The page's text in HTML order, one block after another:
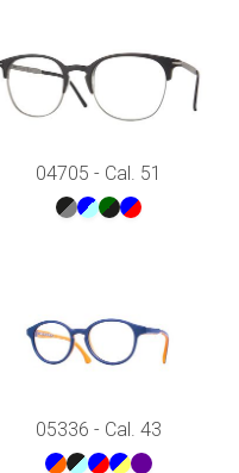
04705 - Cal. 51
05336 - Cal. 43